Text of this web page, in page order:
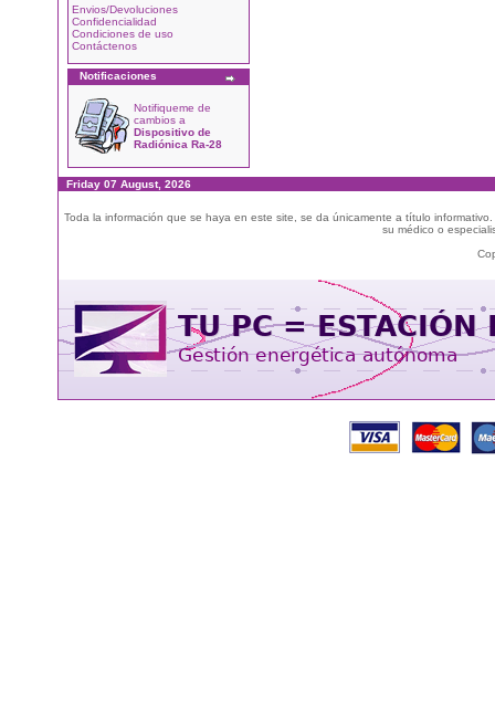
Envios/Devoluciones
Confidencialidad
Condiciones de uso
Contáctenos
Notificaciones
Notifiqueme de
cambios a
Dispositivo de
Radiónica Ra-28
Friday 07 August, 2026
Toda la información que se haya en este site, se da únicamente a título
su médico o